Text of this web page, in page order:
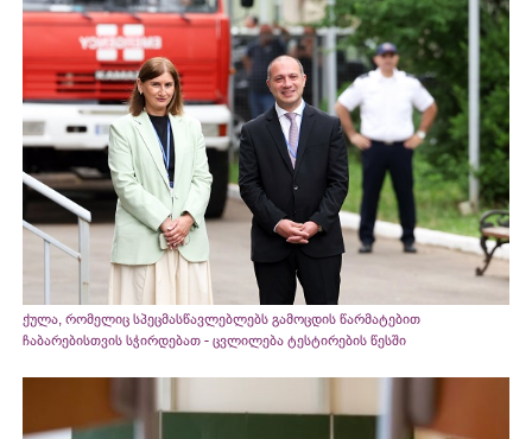
ქულა, რომელიც სპეცმასწავლებლებს გამოცდის წარმატებით
ჩაბარებისთვის სჭირდებათ - ცვლილება ტესტირების წესში